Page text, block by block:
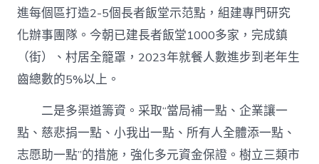
進每個區打造2-5個長者飯堂示范點，組建專門研究
化辦事團隊。今朝已建長者飯堂1000多家，完成鎮
（街）、村居全籠罩，2023年就餐人數進步到老年生
齒總數的5%以上。
二是多渠道籌資。采取“當局補一點、企業讓一
點、慈悲捐一點、小我出一點、所有人全體添一點、
志愿助一點”的措施，強化多元資金保證。樹立三類市